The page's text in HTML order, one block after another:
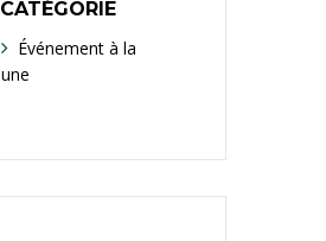
CATÉGORIE
Événement à la
une